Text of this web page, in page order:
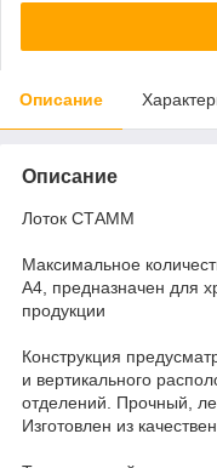
Описание
Описание
Лоток СТАММ
Максимальное
А4, предназначен для
продукции
Конструкция
и вертикального
отделений. Прочный,
Изготовлен из